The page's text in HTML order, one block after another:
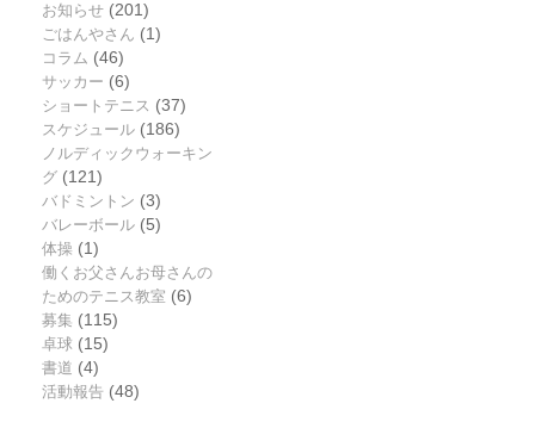
お知らせ(201)
ごはんやさん (1)
コラム (46)
サッカー (6)
ショートテニス (37)
スケジュール(186)
ノルディックウォーキン
グ(121)
バドミントン (3)
バレーボール(5)
体操(1)
働くお父さんお母さんの
ためのテニス教室 (6)
募集 (115)
卓球 (15)
書道 (4)
活動報告(48)